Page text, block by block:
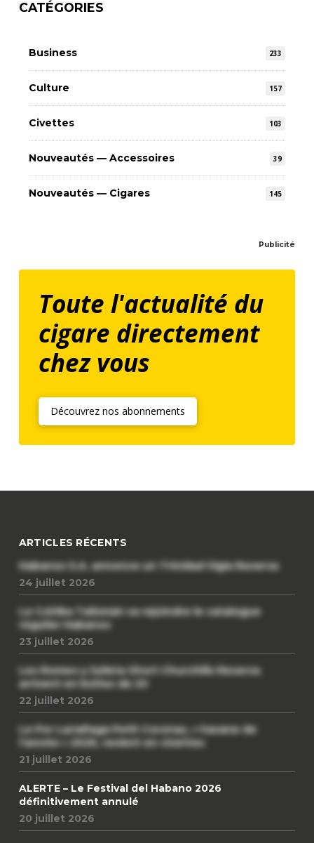
CATÉGORIES
Business 233
Culture 157
Civettes 103
Nouveautés — Accessoires 39
Nouveautés — Cigares 145
Publicité
Toute l'actualité du
cigare directement
chez vous
Découvrez nos abonnements
ARTICLES RÉCENTS
Habanos S.A. annonce un Trinidad Vigia Reserva
24 juillet 2026
Le Cohiba Talismán va rejoindre le catalogue
régulier Habanos
23 juillet 2026
Les Romeo y Julieta Short Churchills Reserva
arrivent en boîtes de 20
22 juillet 2026
Le Por Larrañaga Petit Coronas, « havane de
l’année » 2026, revient en civettes
21 juillet 2026
ALERTE – Le Festival del Habano 2026
définitivement annulé
20 juillet 2026